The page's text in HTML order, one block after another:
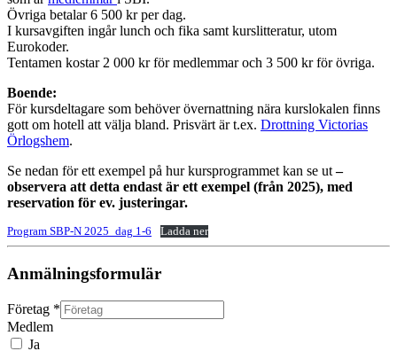
Övriga betalar 6 500 kr per dag.
I kursavgiften ingår lunch och fika samt kurslitteratur, utom
Eurokoder.
Tentamen kostar 2 000 kr för medlemmar och 3 500 kr för övriga.
Boende:
För kursdeltagare som behöver övernattning nära kurslokalen finns
gott om hotell att välja bland. Prisvärt är t.ex. Drottning Victorias
Örlogshem.
Se nedan för ett exempel på hur kursprogrammet kan se ut–
observera att detta endast är ett exempel (från 2025), med
reservation för ev. justeringar.
Program SBP-N 2025_dag 1-6 Ladda ner
Anmälningsformulär
Företag *
Medlem
Ja